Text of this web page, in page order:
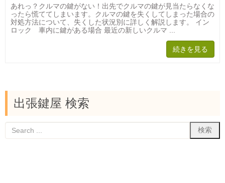
あれっ？クルマの鍵がない！出先でクルマの鍵が見当たらなくな
ったら慌ててしまいます。クルマの鍵を失くしてしまった場合の
対処方法について、失くした状況別に詳しく解説します。 イン
ロック 車内に鍵がある場合 最近の新しいクルマ ...
続きを見る
出張鍵屋 検索